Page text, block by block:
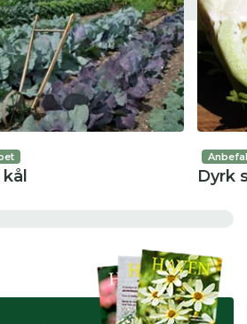
Dyrk